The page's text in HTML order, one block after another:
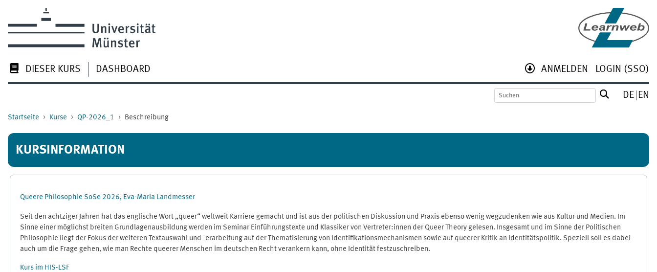
DIESER KURS DASHBOARD ANMELDEN LOGIN (SSO)
DE EN
Startseite Kurse QP-2026_1 Beschreibung
KURSINFORMATION
Queere Philosophie SoSe 2026, Eva-Maria Landmesser
Seit den achtziger Jahren hat das englische Wort „queer“ weltweit Karriere gemacht und ist aus der politischen Diskussion und Praxis ebenso wenig wegzudenken wie aus Kultur und Medien. Im
Sinne einer möglichst breiten Grundlagenausbildung werden im Seminar Einführungstexte und Klassiker von Vertreter:innen der Queer Theory gelesen. Insgesamt und im Sinne der Politischen
Philosophie liegt der Fokus der weiteren Textauswahl und -erarbeitung auf der Thematisierung von Identifikationsmechanismen sowie auf queerer Kritik an Identitätspolitik. Speziell soll es dabei
auch um die Frage gehen, wie man Rechte queerer Menschen im deutschen Recht verankern kann, ohne Identität festzuschreiben.
Kurs im HIS-LSF